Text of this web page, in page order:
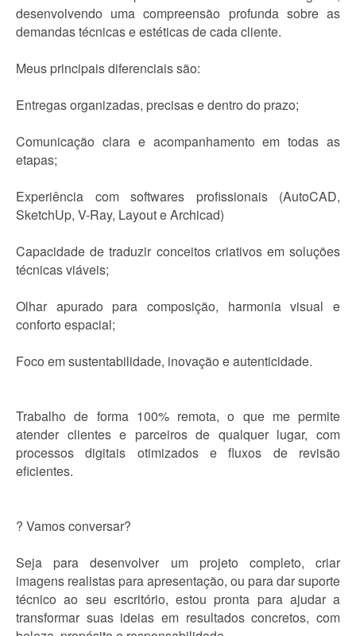
desenvolvendo uma compreensão profunda sobre as
demandas técnicas e estéticas de cada cliente.
Meus principais diferenciais são:
Entregas organizadas, precisas e dentro do prazo;
Comunicação clara e acompanhamento em todas as
etapas;
Experiência com softwares profissionais (AutoCAD,
SketchUp, V-Ray, Layout e Archicad)
Capacidade de traduzir conceitos criativos em soluções
técnicas viáveis;
Olhar apurado para composição, harmonia visual e
conforto espacial;
Foco em sustentabilidade, inovação e autenticidade.
Trabalho de forma 100% remota, o que me permite
atender clientes e parceiros de qualquer lugar, com
processos digitais otimizados e fluxos de revisão
eficientes.
? Vamos conversar?
Seja para desenvolver um projeto completo, criar
imagens realistas para apresentação, ou para dar suporte
técnico ao seu escritório, estou pronta para ajudar a
transformar suas ideias em resultados concretos, com